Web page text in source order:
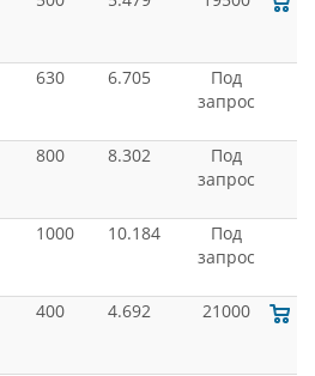
630 6.705
Под
запрос
800 8.302
Под
запрос
1000 10.184
Под
запрос
400 4.692 21000